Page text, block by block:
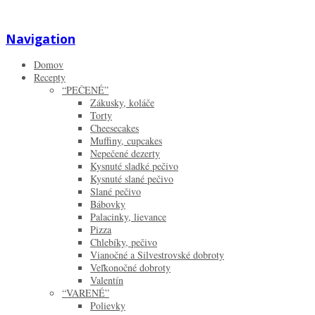
Navigation
Domov
Recepty
“PEČENÉ”
Zákusky, koláče
Torty
Cheesecakes
Muffiny, cupcakes
Nepečené dezerty
Kysnuté sladké pečivo
Kysnuté slané pečivo
Slané pečivo
Bábovky
Palacinky, lievance
Pizza
Chlebíky, pečivo
Vianočné a Silvestrovské dobroty
Veľkonočné dobroty
Valentín
“VARENÉ”
Polievky